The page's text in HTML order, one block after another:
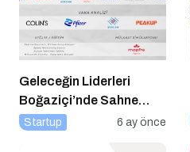
Geleceğin Liderleri
Boğaziçi’nde Sahne
Alıyor
Startup 6 ay önce